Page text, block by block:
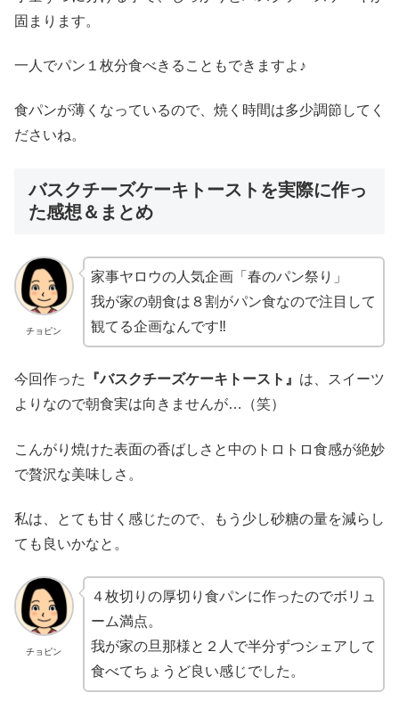
固まります。
一人でパン１枚分食べきることもできますよ♪
食パンが薄くなっているので、焼く時間は多少調節してく
ださいね。
バスクチーズケーキトーストを実際に作っ
た感想＆まとめ
チョピン
家事ヤロウの人気企画「春のパン祭り」
我が家の朝食は８割がパン食なので注目して
観てる企画なんです‼
今回作った 『バスクチーズケーキトースト』 は、スイーツ
よりなので朝食実は向きませんが…（笑）
こんがり焼けた表面の香ばしさと中のトロトロ食感が絶妙
で贅沢な美味しさ。
私は、とても甘く感じたので、もう少し砂糖の量を減らし
ても良いかなと。
チョピン
４枚切りの厚切り食パンに作ったのでボリュ
ーム満点。
我が家の旦那様と２人で半分ずつシェアして
食べてちょうど良い感じでした。